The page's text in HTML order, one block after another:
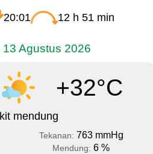
20:01 12 h 51 min
13 Agustus 2026
+32°C
mendung
Tekanan: 763 mmHg
Mendung: 6 %